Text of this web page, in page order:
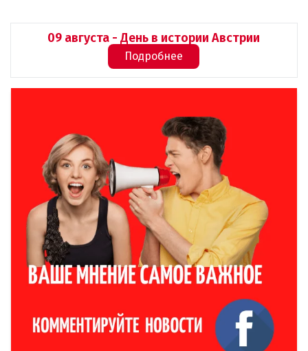
09 августа - День в истории Австрии
Подробнее